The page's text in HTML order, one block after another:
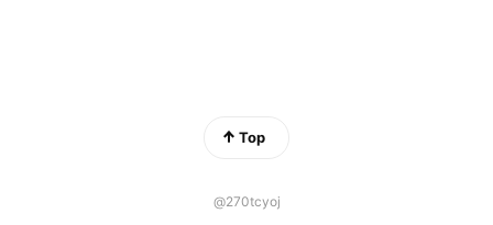
Top
@270tcyoj